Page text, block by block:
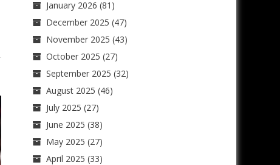
January 2026 (81)
December 2025 (47)
November 2025 (43)
October 2025 (27)
September 2025 (32)
August 2025 (46)
July 2025 (27)
June 2025 (38)
May 2025 (27)
April 2025 (33)